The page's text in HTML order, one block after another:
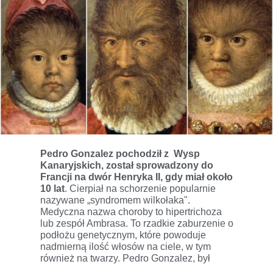
Pedro Gonzalez pochodził z Wysp
Kanaryjskich, został sprowadzony do
Francji na dwór Henryka II, gdy miał około
10 lat. Cierpiał na schorzenie popularnie
nazywane „syndromem wilkołaka".
Medyczna nazwa choroby to hipertrichoza
lub zespół Ambrasa. To rzadkie zaburzenie o
podłożu genetycznym, które powoduje
nadmierną ilość włosów na ciele, w tym
również na twarzy. Pedro Gonzalez, był